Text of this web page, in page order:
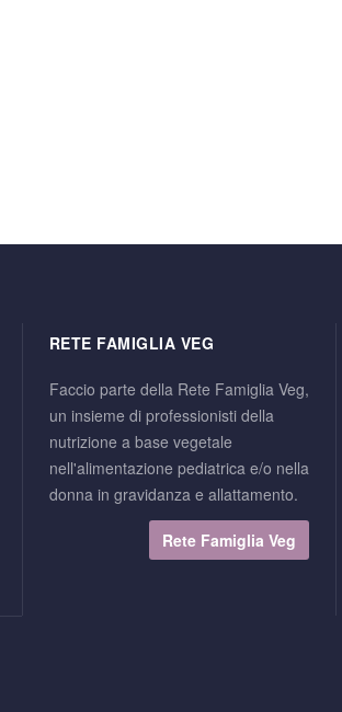
RETE FAMIGLIA VEG
Faccio parte della Rete Famiglia Veg,
un insieme di professionisti della
nutrizione a base vegetale
nell'alimentazione pediatrica e/o nella
donna in gravidanza e allattamento.
Rete Famiglia Veg